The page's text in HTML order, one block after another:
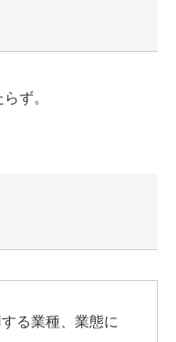
らず。
る業種、業態に